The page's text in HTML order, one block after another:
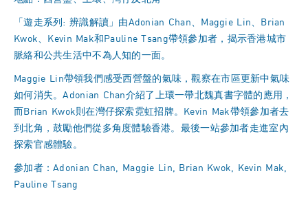
「遊走系列: 辨識解讀」由Adonian Chan、Maggie Lin、Brian
Kwok、Kevin Mak和Pauline Tsang帶領參加者，揭示香港城市
脈絡和公共生活中不為人知的一面。
Maggie Lin帶領我們感受西營盤的氣味，觀察在市區更新中氣味
如何消失。Adonian Chan介紹了上環一帶北魏真書字體的應用，
而Brian Kwok則在灣仔探索霓虹招牌。Kevin Mak帶領參加者去
到北角，鼓勵他們從多角度體驗香港。最後一站參加者走進室內
探索官感體驗。
參加者：Adonian Chan, Maggie Lin, Brian Kwok, Kevin Mak,
Pauline Tsang